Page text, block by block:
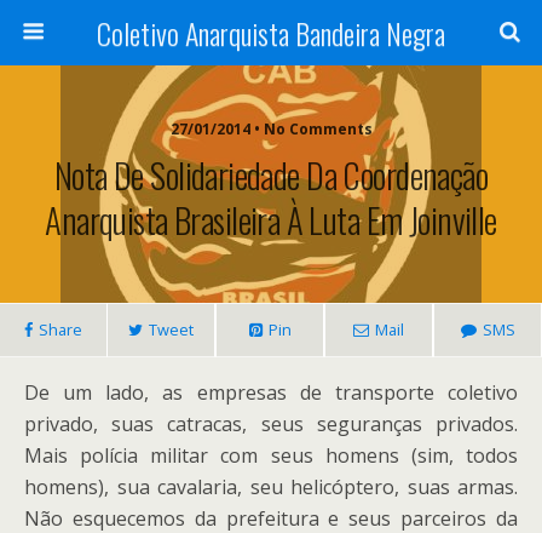
Coletivo Anarquista Bandeira Negra
27/01/2014 • No Comments
Nota De Solidariedade Da Coordenação
Anarquista Brasileira À Luta Em Joinville
Share Tweet Pin Mail SMS
De um lado, as empresas de transporte coletivo
privado, suas catracas, seus seguranças privados.
Mais polícia militar com seus homens (sim, todos
homens), sua cavalaria, seu helicóptero, suas armas.
Não esquecemos da prefeitura e seus parceiros da